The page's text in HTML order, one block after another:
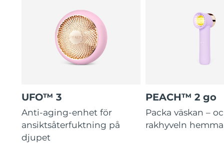
UFO™ 3
Anti-aging-enhet för
ansiktsåterfuktning på
djupet
PEACH™ 2 go
Packa väskan –
rakhyveln